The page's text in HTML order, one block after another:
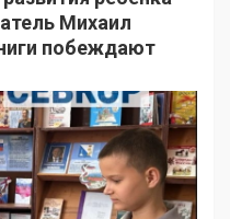
Михаил
побеждают